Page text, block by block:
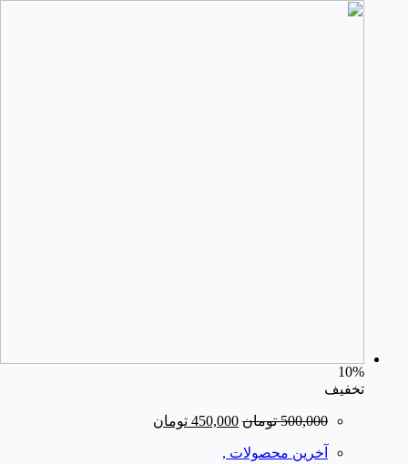
10%
تخفیف
500,000 تومان قیمت
450,000 تومان
آخرین محصولات ,